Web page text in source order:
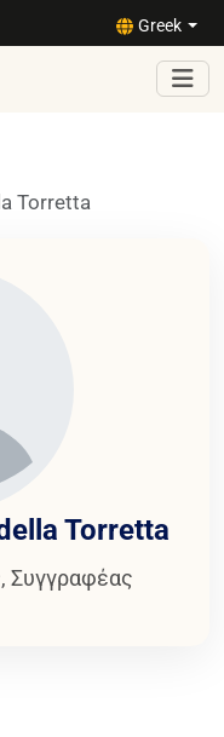
Greek
Torretta
Torretta
Συγγραφέας